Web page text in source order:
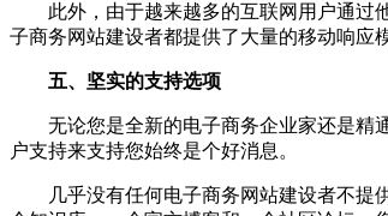
此外，由于越来越多的互联网用户通过他
子商务网站建设者都提供了大量的移动响应
五、坚实的支持选项
无论您是全新的电子商务企业家还是精通
户支持来支持您始终是个好消息。
几乎没有任何电子商务网站建设者不提供